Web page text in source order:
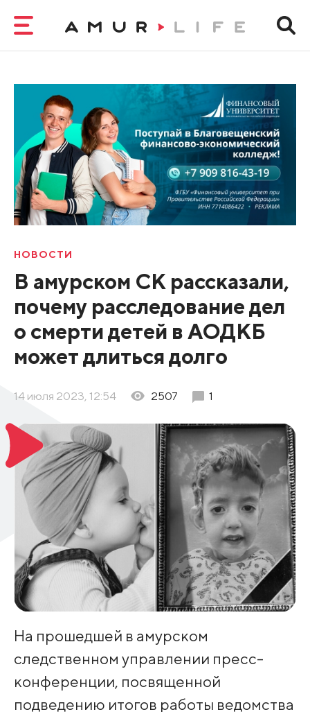
НОВОСТИ
В амурском СК рассказали,
почему расследование дел
о смерти детей в АОДКБ
может длиться долго
14 июля 2023, 12:54 2507 1
На прошедшей в амурском
следственном управлении пресс-
конференции, посвященной
подведению итогов работы ведомства